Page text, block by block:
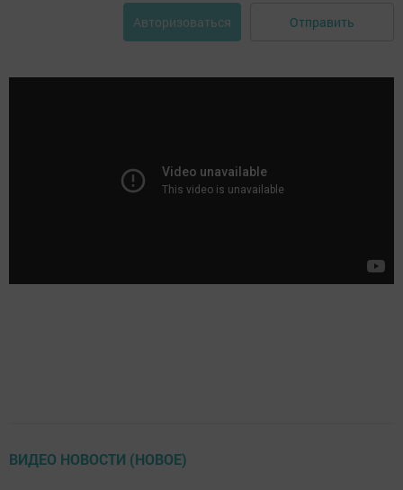
Авторизоваться Отправить
ВИДЕО НОВОСТИ (НОВОЕ)